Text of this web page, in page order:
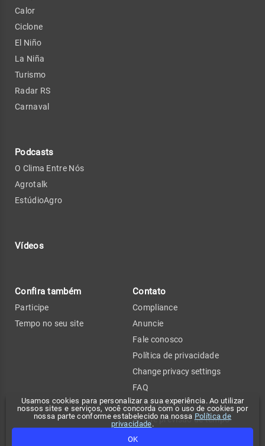
Usamos cookies para personalizar a sua experiência. Ao utilizar
nossos sites e serviços, você concorda com o uso de cookies por
nossa parte conforme estabelecido na nossa Política de
privacidade.
OK
Calor
Ciclone
El Niño
La Niña
Turismo
Radar RS
Carnaval
Podcasts
O Clima Entre Nós
Agrotalk
EstúdioAgro
Vídeos
Confira também
Participe
Tempo no seu site
Contato
Compliance
Anuncie
Fale conosco
Política de privacidade
Change privacy settings
FAQ
Termos de uso
API de previsão de tempo